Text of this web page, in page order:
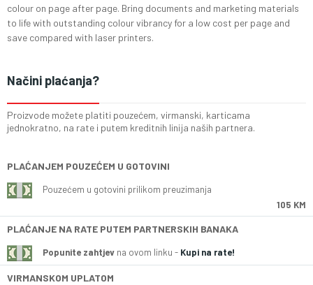
colour on page after page. Bring documents and marketing materials
to life with outstanding colour vibrancy for a low cost per page and
save compared with laser printers.
Načini plaćanja?
Proizvode možete platiti pouzećem, virmanski, karticama
jednokratno, na rate i putem kreditnih linija naših partnera.
PLAĆANJEM POUZEĆEM U GOTOVINI
Pouzećem u gotovini prilikom preuzimanja
105 KM
PLAĆANJE NA RATE PUTEM PARTNERSKIH BANAKA
Popunite zahtjev na ovom linku - Kupi na rate!
VIRMANSKOM UPLATOM